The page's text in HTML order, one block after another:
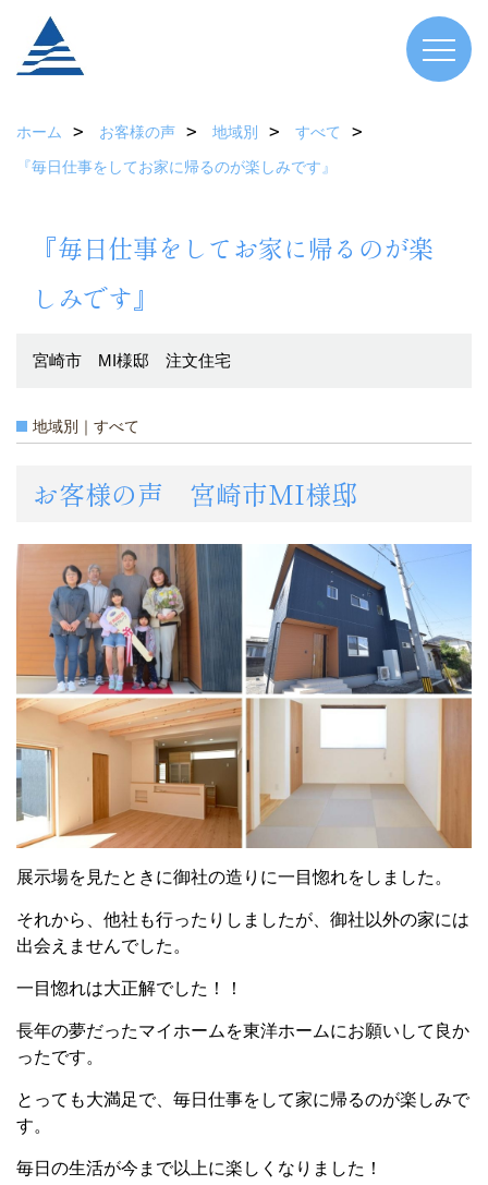
ホーム お客様の声 地域別
すべて
『毎日仕事をしてお家に帰るのが楽しみです』
『毎日仕事をしてお家に帰るのが楽
しみです』
宮崎市 MI様邸 注文住宅
地域別｜すべて
お客様の声 宮崎市MI様邸
展示場を見たときに御社の造りに一目惚れをしました。
それから、他社も行ったりしましたが、御社以外の家には
出会えませんでした。
一目惚れは大正解でした！！
長年の夢だったマイホームを東洋ホームにお願いして良か
ったです。
とっても大満足で、毎日仕事をして家に帰るのが楽しみで
す。
毎日の生活が今まで以上に楽しくなりました！